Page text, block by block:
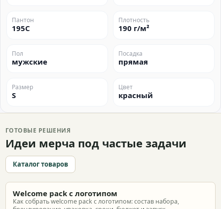
Пантон
195C
Плотность
190 г/м²
Пол
мужские
Посадка
прямая
Размер
S
Цвет
красный
ГОТОВЫЕ РЕШЕНИЯ
Идеи мерча под частые задачи
Каталог товаров
Welcome pack с логотипом
Как собрать welcome pack с логотипом: состав набора,